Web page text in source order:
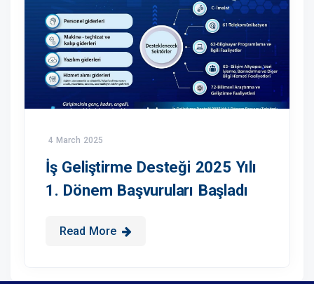
4 March 2025
İş Geliştirme Desteği 2025 Yılı
1. Dönem Başvuruları Başladı
Read More